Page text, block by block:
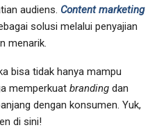
audiens. Content marketing
solusi melalui penyajian
menarik.
bisa tidak hanya mampu
memperkuat branding dan
dengan konsumen. Yuk,
di sini!